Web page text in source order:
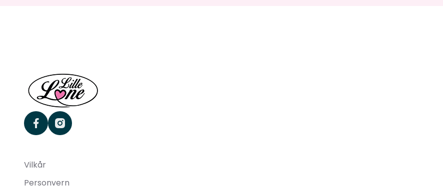
facebookinstagram
Vilkår
Personvern